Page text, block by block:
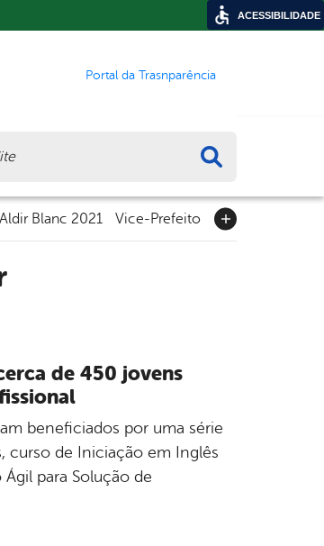
Portal da Trasnparência
Aldir Blanc 2021 Vice-Prefeito
de 450 jovens
beneficiados por uma série
curso de Iniciação em Inglês
para Solução de
ACESSIBILIDADE